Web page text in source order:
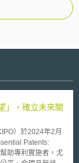
」，確立未來關
）於2024年2月
Patents: